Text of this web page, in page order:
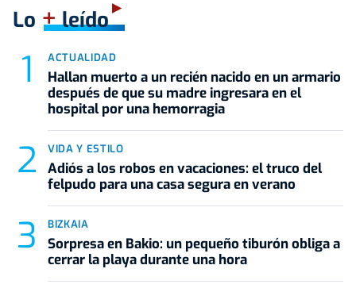
Lo +leído
ACTUALIDAD
Hallan muerto a un recién nacido en un armario
después de que su madre ingresara en el
hospital por una hemorragia
VIDA Y ESTILO
Adiós a los robos en vacaciones: el truco del
felpudo para una casa segura en verano
BIZKAIA
Sorpresa en Bakio: un pequeño tiburón obliga a
cerrar la playa durante una hora